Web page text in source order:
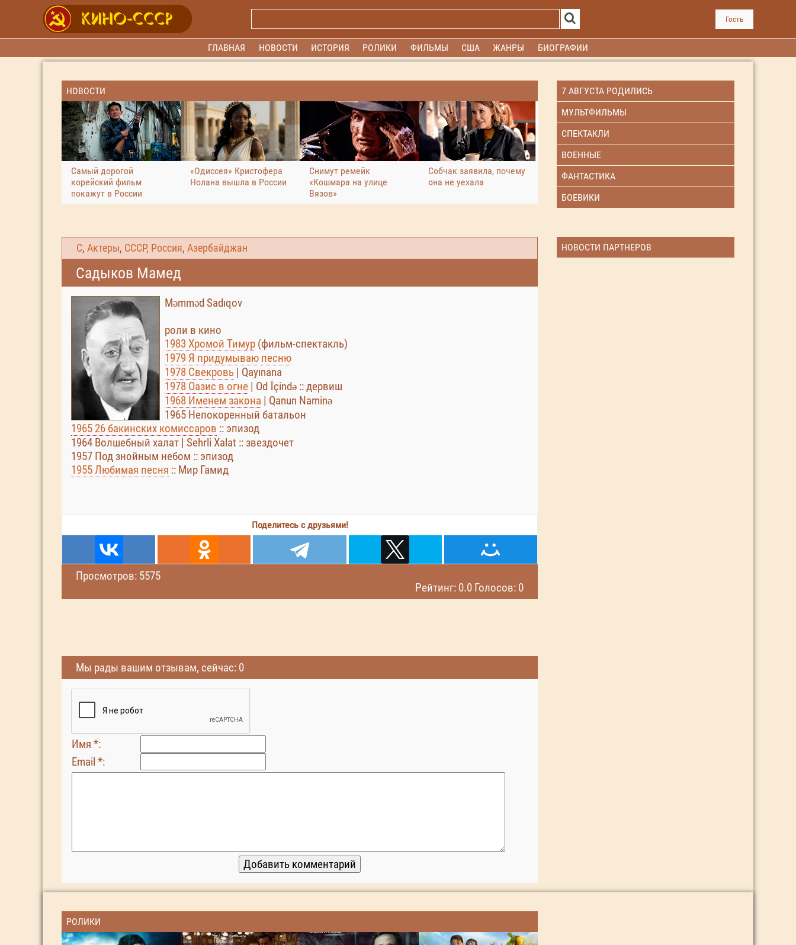
Гость
ГЛАВНАЯ НОВОСТИ ИСТОРИЯ РОЛИКИ ФИЛЬМЫ США ЖАНРЫ БИОГРАФИИ
НОВОСТИ
Самый дорогой
корейский фильм
покажут в России
«Одиссея» Кристофера
Нолана вышла в России
Снимут ремейк
«Кошмара на улице
Вязов»
Собчак заявила, почему
она не уехала
7 АВГУСТА РОДИЛИСЬ
МУЛЬТФИЛЬМЫ
СПЕКТАКЛИ
ВОЕННЫЕ
ФАНТАСТИКА
БОЕВИКИ
С, Актеры, СССР, Россия, Азербайджан
Садыков Мамед
Məmməd Sadıqov
роли в кино
1983 Хромой Тимур (фильм-спектакль)
1979 Я придумываю песню
1978 Свекровь | Qayınana
1978 Оазис в огне | Od İçində :: дервиш
1968 Именем закона | Qanun Naminə
1965 Непокоренный батальон
1965 26 бакинских комиссаров :: эпизод
1964 Волшебный халат | Sehrli Xalat :: звездочет
1957 Под знойным небом :: эпизод
1955 Любимая песня :: Мир Гамид
Поделитесь с друзьями!
Просмотров: 5575
Рейтинг: 0.0 Голосов: 0
НОВОСТИ ПАРТНЕРОВ
Мы рады вашим отзывам, сейчас: 0
Имя *:
Email *:
РОЛИКИ